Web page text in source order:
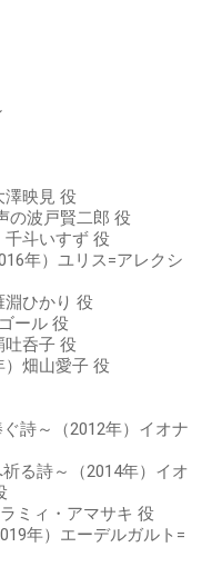
澤映見 役
の波戸賢二郎 役
千斗いすず 役
年）ユリス=アレクシ
淵ひかり 役
ール 役
吐呑子 役
）畑山愛子 役
詩～（2012年）イオナ
る詩～（2014年）イオ
ミィ・アマサキ 役
年）エーデルガルト=